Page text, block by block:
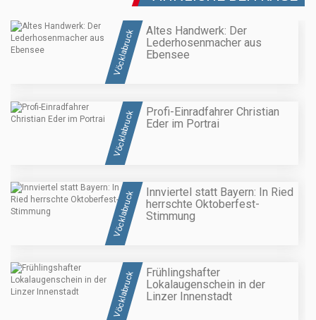
Vöcklabruck
Altes Handwerk: Der
Lederhosenmacher aus
Ebensee
Vöcklabruck
Profi-Einradfahrer Christian
Eder im Portrai
Vöcklabruck
Innviertel statt Bayern: In Ried
herrschte Oktoberfest-
Stimmung
Vöcklabruck
Frühlingshafter
Lokalaugenschein in der
Linzer Innenstadt